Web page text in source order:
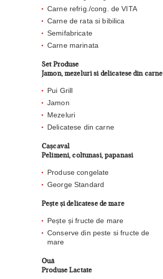
Carne refrig./cong. de VITA
Carne de rata si bibilica
Semifabricate
Carne marinata
Set Produse
Jamon, mezeluri si delicatese din carne
Pui Grill
Jamon
Mezeluri
Delicatese din carne
Cașcaval
Pelimeni, coltunasi, papanasi
Produse congelate
George Standard
Pește și delicatese de mare
Pește și fructe de mare
Conserve din peste si fructe de
mare
Ouă
Produse Lactate